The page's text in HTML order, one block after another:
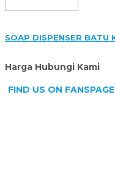
FIND US ON FANSPAGE